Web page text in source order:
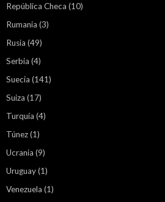
República Checa (10)
Rumania (3)
Rusia (49)
Serbia (4)
Suecia (141)
Suiza (17)
Turquía (4)
Túnez(1)
Ucrania (9)
Uruguay(1)
Venezuela (1)